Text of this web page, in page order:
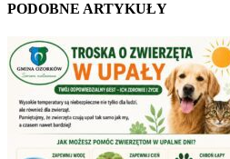
PODOBNE ARTYKUŁY